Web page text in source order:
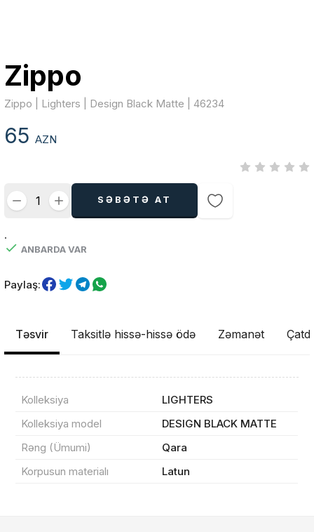
Zippo
Zippo | Lighters | Design Black Matte | 46234
65AZN
SƏBƏTƏ AT
.
ANBARDA VAR
Paylaş:
Təsvir Taksitlə hissə-hissə ödə Zəmanət
Kolleksiya
LIGHTERS
Kolleksiya model
DESIGN BLACK MATTE
Rəng (Ümumi)
Qara
Korpusun materialı
Latun